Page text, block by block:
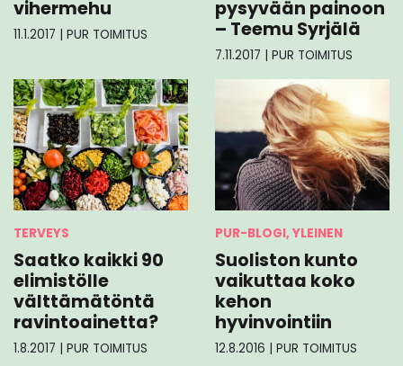
vihermehu
11.1.2017 PUR TOIMITUS
pysyvään painoon
– Teemu Syrjälä
7.11.2017 PUR TOIMITUS
TERVEYS
Saatko kaikki 90
elimistölle
välttämätöntä
ravintoainetta?
1.8.2017 | PUR TOIMITUS
PUR-BLOGI, YLEINEN
Suoliston kunto
vaikuttaa koko
kehon
hyvinvointiin
12.8.2016 | PUR TOIMITUS